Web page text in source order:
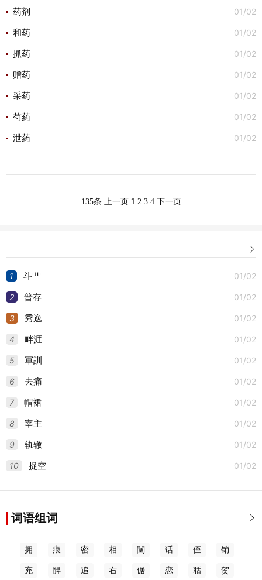
01/02
药剂
01/02
和药
01/02
抓药
01/02
赠药
01/02
采药
01/02
芍药
01/02
泄药
135条 上一页 1 2 3 4 下一页

1 01/02
斗艹
2 01/02
普存
3 01/02
秀逸
4 01/02
畔涯
5 01/02
軍訓
6 01/02
去痛
7 01/02
帽裙
8 01/02
宰主
9 01/02
轨辙
10 01/02
捉空

词语组词
拥 痕 密 相 闉 话 侄 销
充 髀 追 右 倨 恋 聒 贺